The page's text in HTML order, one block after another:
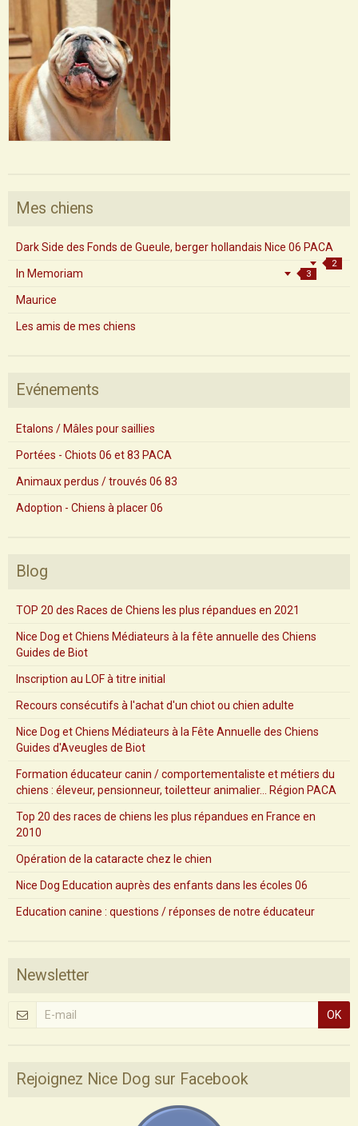
Mes chiens
Dark Side des Fonds de Gueule, berger hollandais Nice 06 PACA
2
In Memoriam 3
Maurice
Les amis de mes chiens
Evénements
Etalons / Mâles pour saillies
Portées - Chiots 06 et 83 PACA
Animaux perdus / trouvés 06 83
Adoption - Chiens à placer 06
Blog
TOP 20 des Races de Chiens les plus répandues en 2021
Nice Dog et Chiens Médiateurs à la fête annuelle des Chiens
Guides de Biot
Inscription au LOF à titre initial
Recours consécutifs à l'achat d'un chiot ou chien adulte
Nice Dog et Chiens Médiateurs à la Fête Annuelle des Chiens
Guides d'Aveugles de Biot
Formation éducateur canin / comportementaliste et métiers du
chiens : éleveur, pensionneur, toiletteur animalier... Région PACA
Top 20 des races de chiens les plus répandues en France en
2010
Opération de la cataracte chez le chien
Nice Dog Education auprès des enfants dans les écoles 06
Education canine : questions / réponses de notre éducateur
Newsletter
OK
Rejoignez Nice Dog sur Facebook